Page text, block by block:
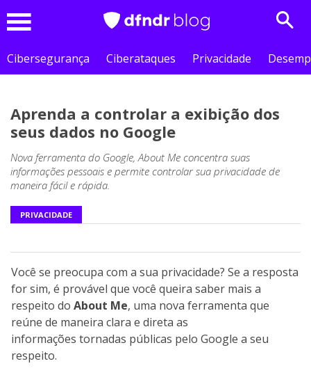
Cibersegurança
Ciberataques Privacidade
Aprenda a controlar a exibição dos
seus dados no Google
Nova ferramenta do Google, About Me concentra suas
informações pessoais e permite controlar sua privacidade de
maneira fácil e rápida.
PRIVACIDADE
Você se preocupa com a sua privacidade? Se a resposta
for sim, é provável que você queira saber mais a
respeito do About Me, uma nova ferramenta que
reúne de maneira clara e direta as
informações tornadas públicas pelo Google a seu
respeito.